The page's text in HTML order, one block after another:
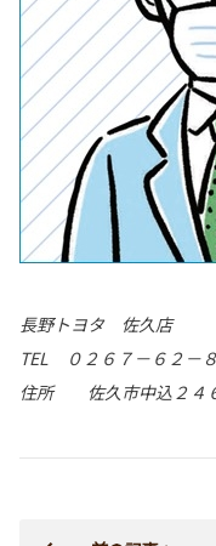
長野トヨタ 佐久店
TEL ０２６７－６２－
住所 佐久市中込２４